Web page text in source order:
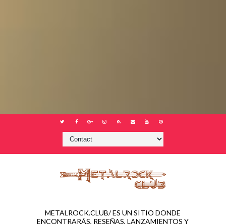
METALROCK.CLUB/ ES UN SITIO DONDE
ENCONTRARÁS, RESEÑAS, LANZAMIENTOS Y